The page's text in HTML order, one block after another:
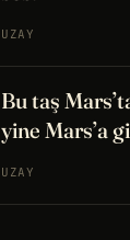
UZAY
Bu taş
yine Mars’a
UZAY